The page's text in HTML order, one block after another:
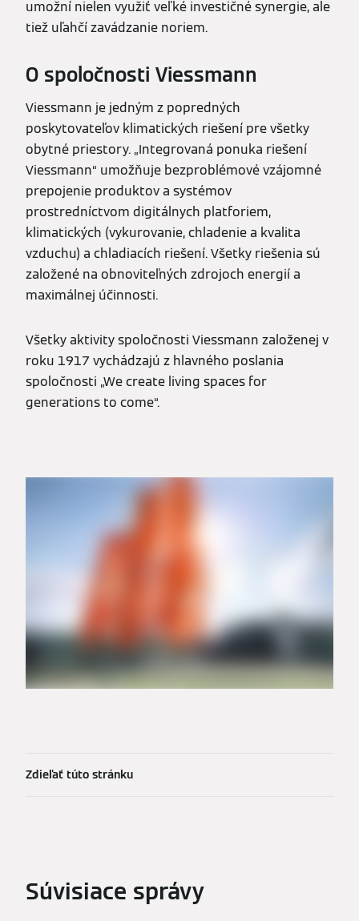
umožní nielen využiť veľké investičné synergie, ale
tiež uľahčí zavádzanie noriem.
O spoločnosti Viessmann
Viessmann je jedným z popredných
poskytovateľov klimatických riešení pre všetky
obytné priestory. „Integrovaná ponuka riešení
Viessmann“ umožňuje bezproblémové vzájomné
prepojenie produktov a systémov
prostredníctvom digitálnych platforiem,
klimatických (vykurovanie, chladenie a kvalita
vzduchu) a chladiacích riešení. Všetky riešenia sú
založené na obnoviteľných zdrojoch energií a
maximálnej účinnosti.
Všetky aktivity spoločnosti Viessmann založenej v
roku 1917 vychádzajú z hlavného poslania
spoločnosti „We create living spaces for
generations to come“.
Zdieľať túto stránku
Súvisiace správy